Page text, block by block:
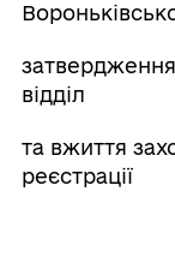
відділ
та вжиття
реєстрації